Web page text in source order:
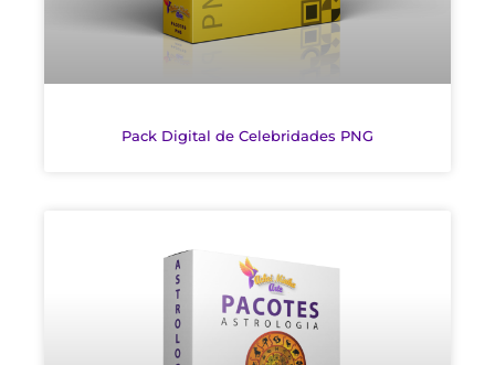
Pack Digital de Celebridades PNG